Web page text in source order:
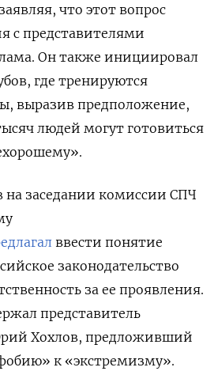
что этот вопрос
с представителями
Он также инициировал
где тренируются
выразив предположение,
людей могут готовиться
на заседании комиссии СПЧ
ввести понятие
законодательство
за ее проявления.
представитель
Хохлов, предложивший
к «экстремизму».